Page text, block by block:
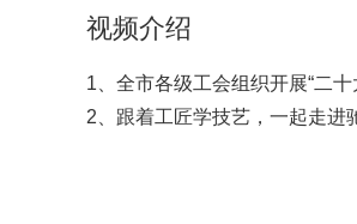
视频介绍
1、全市各级工会组织开展“二
2、跟着工匠学技艺，一起走进